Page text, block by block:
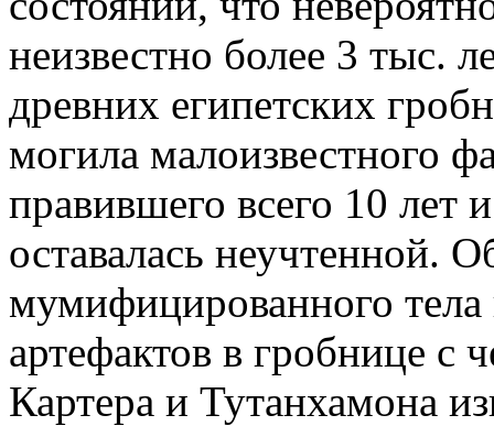
неизвестно более 3 тыс.
древних египетских
могила малоизвестного
правившего всего 10 лет
оставалась неучтенной.
мумифицированного
артефактов в гробнице с
Картера и Тутанхамона